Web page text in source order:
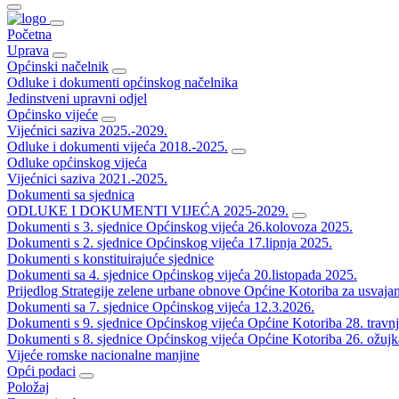
Početna
Uprava
Općinski načelnik
Odluke i dokumenti općinskog načelnika
Jedinstveni upravni odjel
Općinsko vijeće
Vijećnici saziva 2025.-2029.
Odluke i dokumenti vijeća 2018.-2025.
Odluke općinskog vijeća
Vijećnici saziva 2021.-2025.
Dokumenti sa sjednica
ODLUKE I DOKUMENTI VIJEĆA 2025-2029.
Dokumenti s 3. sjednice Općinskog vijeća 26.kolovoza 2025.
Dokumenti s 2. sjednice Općinskog vijeća 17.lipnja 2025.
Dokumenti s konstituirajuće sjednice
Dokumenti sa 4. sjednice Općinskog vijeća 20.listopada 2025.
Prijedlog Strategije zelene urbane obnove Općine Kotoriba za
Dokumenti sa 7. sjednice Općinskog vijeća 12.3.2026.
Dokumenti s 9. sjednice Općinskog vijeća Općine Kotoriba 28.
Dokumenti s 8. sjednice Općinskog vijeća Općine Kotoriba 26.
Vijeće romske nacionalne manjine
Opći podaci
Položaj